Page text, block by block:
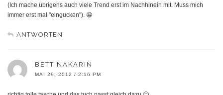
(Ich mache übrigens auch viele Trend erst im Nachhinein mit. Muss mich
immer erst mal "eingucken"). 😀
ANTWORTEN
BETTINAKARIN
MAI 29, 2012 / 2:16 PM